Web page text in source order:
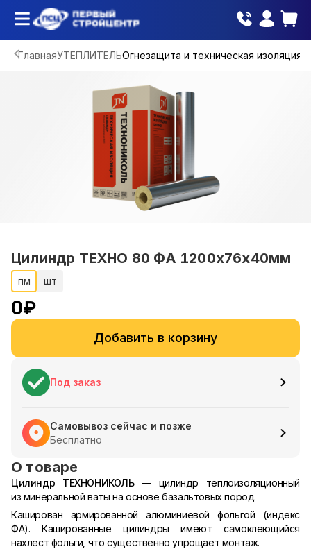
ГлавнаяУТЕПЛИТЕЛЬОгнезащита и техническая изоляция
Цилиндр ТЕХНО 80 ФА 1200х76х40мм
пм шт
0₽
Добавить в корзину
Под заказ
Самовывоз сейчас и позже
Бесплатно
О товаре
Цилиндр ТЕХНОНИКОЛЬ— цилиндр теплоизоляционный
из минеральной ваты на основе базальтовых пород.
Каширован армированной алюминиевой фольгой (индекс
ФА). Кашированные цилиндры имеют самоклеющийся
нахлест фольги, что существенно упрощает монтаж.